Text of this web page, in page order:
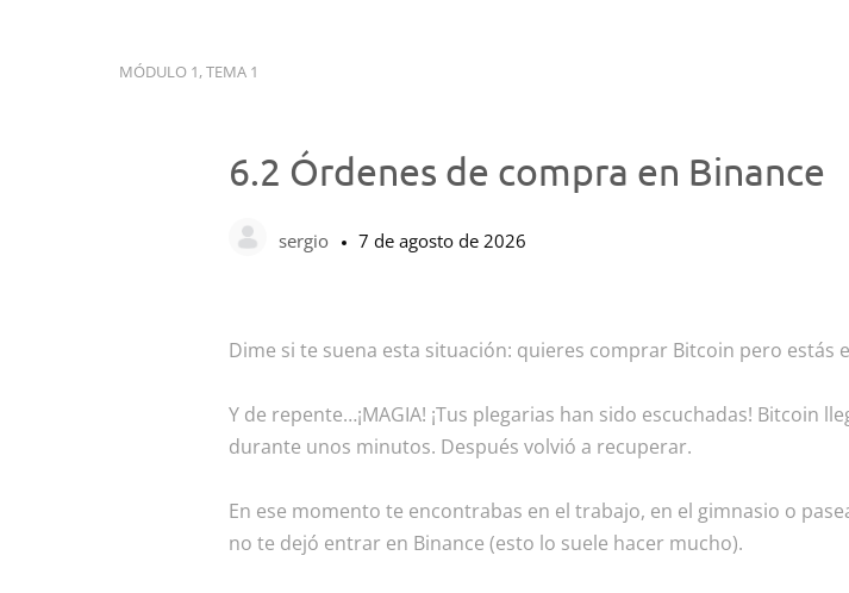
MÓDULO 1, TEMA 1
6.2 Órdenes de compra en Binance
sergio 7 de agosto de 2026
Dime si te suena esta situación: quieres comprar Bitcoin pero
Y de repente…¡MAGIA! ¡Tus plegarias han sido escuchadas!
durante unos minutos. Después volvió a recuperar.
En ese momento te encontrabas en el trabajo, en el gimnasio o
no te dejó entrar en Binance (esto lo suele hacer mucho).